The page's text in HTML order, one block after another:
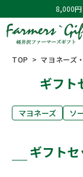
8,000円
TOP マヨネーズ
ギフト
マヨネーズ ソ
ギフト